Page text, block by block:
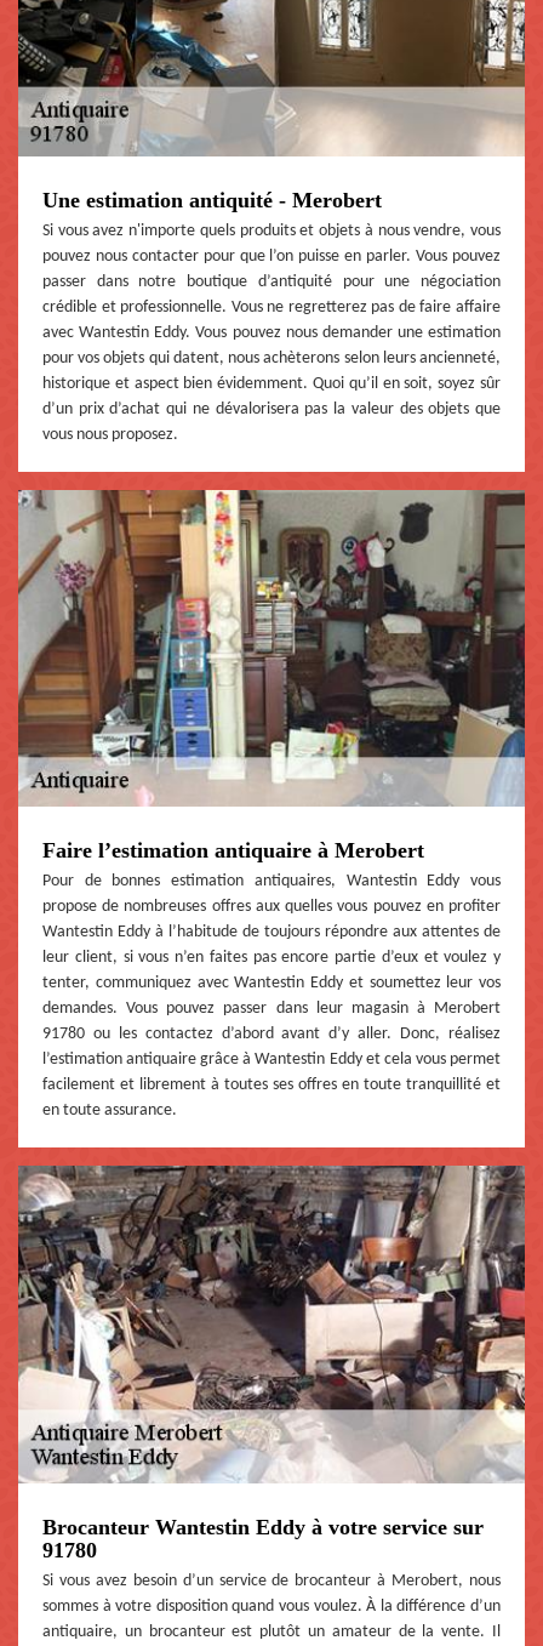
Une estimation antiquité - Merobert
Si vous avez n'importe quels produits et objets à nous vendre, vous
pouvez nous contacter pour que l’on puisse en parler. Vous pouvez
passer dans notre boutique d’antiquité pour une négociation
crédible et professionnelle. Vous ne regretterez pas de faire affaire
avec Wantestin Eddy. Vous pouvez nous demander une estimation
pour vos objets qui datent, nous achèterons selon leurs ancienneté,
historique et aspect bien évidemment. Quoi qu’il en soit, soyez sûr
d’un prix d’achat qui ne dévalorisera pas la valeur des objets que
vous nous proposez.
Faire l’estimation antiquaire à Merobert
Pour de bonnes estimation antiquaires, Wantestin Eddy vous
propose de nombreuses offres aux quelles vous pouvez en profiter
Wantestin Eddy à l’habitude de toujours répondre aux attentes de
leur client, si vous n’en faites pas encore partie d’eux et voulez y
tenter, communiquez avec Wantestin Eddy et soumettez leur vos
demandes. Vous pouvez passer dans leur magasin à Merobert
91780 ou les contactez d’abord avant d’y aller. Donc, réalisez
l’estimation antiquaire grâce à Wantestin Eddy et cela vous permet
facilement et librement à toutes ses offres en toute tranquillité et
en toute assurance.
Brocanteur Wantestin Eddy à votre service sur
91780
Si vous avez besoin d’un service de brocanteur à Merobert, nous
sommes à votre disposition quand vous voulez. À la différence d’un
antiquaire, un brocanteur est plutôt un amateur de la vente. Il